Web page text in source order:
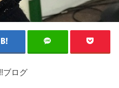
ブログ